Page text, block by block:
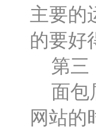
主要的
的要好
第三
面包
网站的